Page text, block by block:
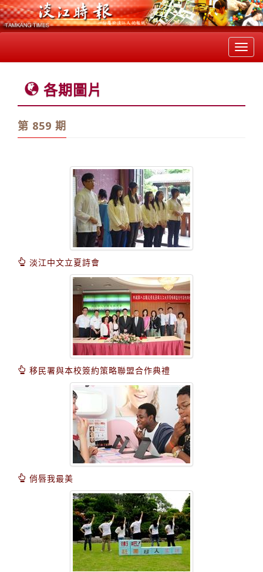
各期圖片
第 859 期
淡江中文立夏詩會
移民署與本校簽約策略聯盟合作典禮
俏唇我最美